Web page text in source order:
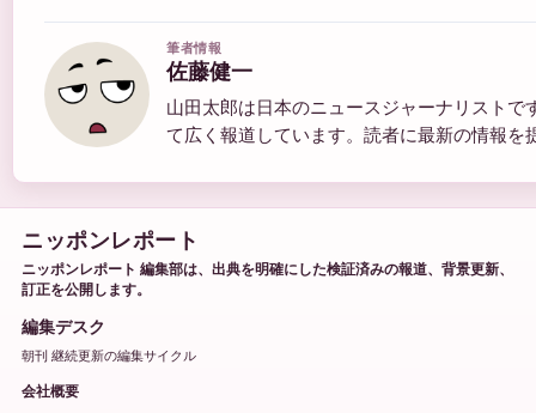
筆者情報
佐藤健一
山田太郎は日本のニュースジャーナリスト
て広く報道しています。読者に最新の情報を
ニッポンレポート
ニッポンレポート 編集部は、出典を明確にした検証済みの報道、背景更新、
訂正を公開します。
編集デスク
朝刊 継続更新の編集サイクル
会社概要